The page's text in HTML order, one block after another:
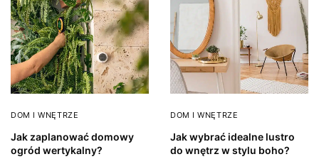
DOM I WNĘTRZE
Jak zaplanować domowy
ogród wertykalny?
DOM I WNĘTRZE
Jak wybrać idealne lustro
do wnętrz w stylu boho?